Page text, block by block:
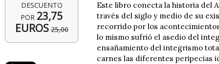
DESCUENTO
POR 23,75
EUROS 25,00
Este libro conecta la historia del
través del siglo y medio de su
recorrido por los
lo mismo sufrió el asedio del
ensañamiento del integrismo
carnes las diferentes peripecias